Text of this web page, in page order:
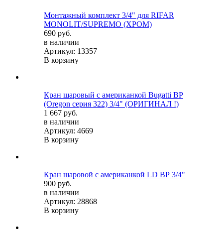
Монтажный комплект 3/4" для RIFAR
MONOLIT/SUPREMO (ХРОМ)
690 руб.
в наличии
Артикул: 13357
В корзину
Кран шаровый с американкой Bugatti ВР
(Oregon серия 322) 3/4" (ОРИГИНАЛ !)
1 667 руб.
в наличии
Артикул: 4669
В корзину
Кран шаровой c американкой LD ВР 3/4"
900 руб.
в наличии
Артикул: 28868
В корзину